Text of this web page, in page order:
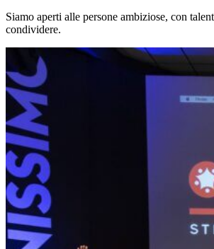
Siamo aperti alle persone ambiziose, con
condividere.